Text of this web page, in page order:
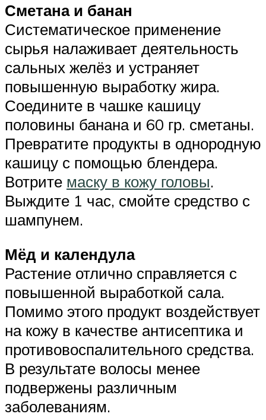
Сметана и банан
Систематическое применение
сырья налаживает деятельность
сальных желёз и устраняет
повышенную выработку жира.
Соедините в чашке кашицу
половины банана и 60 гр. сметаны.
Превратите продукты в однородную
кашицу с помощью блендера.
Вотрите маску в кожу головы.
Выждите 1 час, смойте средство с
шампунем.
Мёд и календула
Растение отлично справляется с
повышенной выработкой сала.
Помимо этого продукт воздействует
на кожу в качестве антисептика и
противовоспалительного средства.
В результате волосы менее
подвержены различным
заболеваниям.